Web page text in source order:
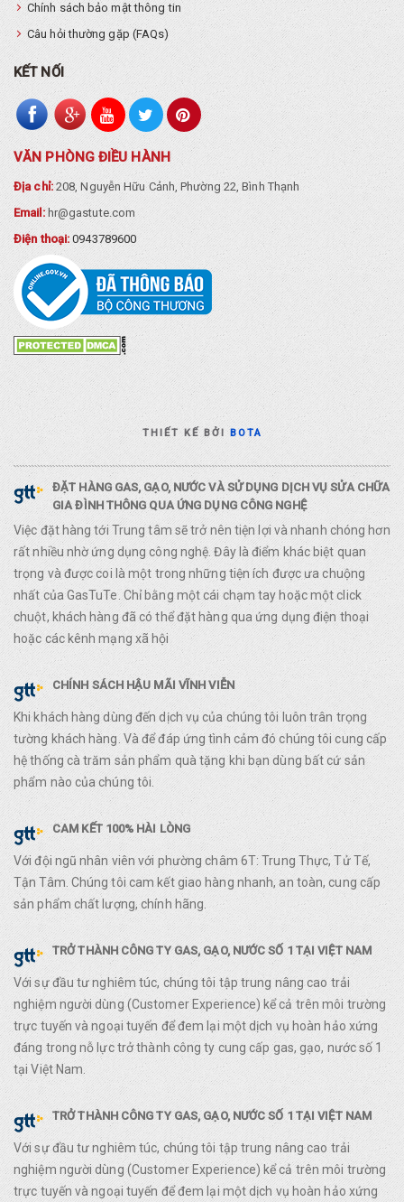
Chính sách bảo mật thông tin
Câu hỏi thường gặp (FAQs)
KẾT NỐI
VĂN PHÒNG ĐIỀU HÀNH
Địa chỉ:208, Nguyễn Hữu Cảnh, Phường 22, Bình Thạnh
Email: hr@gastute.com
Điện thoại:0943789600
THIẾT KẾ BỞIBOTA
ĐẶT HÀNG GAS, GẠO, NƯỚC VÀ SỬ DỤNG DỊCH VỤ SỬA CHỮA
GIA ĐÌNH THÔNG QUA ỨNG DỤNG CÔNG NGHỆ
Việc đặt hàng tới Trung tâm sẽ trở nên tiện lợi và nhanh chóng hơn
rất nhiều nhờ ứng dụng công nghệ. Đây là điểm khác biệt quan
trọng và được coi là một trong những tiện ích được ưa chuộng
nhất của GasTuTe. Chỉ bằng một cái chạm tay hoặc một click
chuột, khách hàng đã có thể đặt hàng qua ứng dụng điện thoại
hoặc các kênh mạng xã hội
CHÍNH SÁCH HẬU MÃI VĨNH VIỄN
Khi khách hàng dùng đến dịch vụ của chúng tôi luôn trân trọng
tường khách hàng. Và để đáp ứng tình cảm đó chúng tôi cung cấp
hệ thống cà trăm sản phẩm quà tặng khi bạn dùng bất cứ sản
phẩm nào của chúng tôi.
CAM KẾT 100% HÀI LÒNG
Với đội ngũ nhân viên với phường châm 6T: Trung Thực, Tử Tế,
Tận Tâm. Chúng tôi cam kết giao hàng nhanh, an toàn, cung cấp
sản phẩm chất lượng, chính hãng.
TRỞ THÀNH CÔNG TY GAS, GẠO, NƯỚC SỐ 1 TẠI VIỆT NAM
Với sự đầu tư nghiêm túc, chúng tôi tập trung nâng cao trải
nghiệm người dùng (Customer Experience) kể cả trên môi trường
trực tuyến và ngoại tuyến để đem lại một dịch vụ hoàn hảo xứng
đáng trong nỗ lực trở thành công ty cung cấp gas, gạo, nước số 1
tại Việt Nam.
TRỞ THÀNH CÔNG TY GAS, GẠO, NƯỚC SỐ 1 TẠI VIỆT NAM
Với sự đầu tư nghiêm túc, chúng tôi tập trung nâng cao trải
nghiệm người dùng (Customer Experience) kể cả trên môi trường
trực tuyến và ngoại tuyến để đem lại một dịch vụ hoàn hảo xứng